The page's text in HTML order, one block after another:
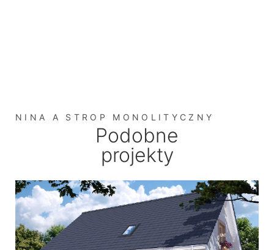
NINA A STROP MONOLITYCZNY
Podobne
projekty